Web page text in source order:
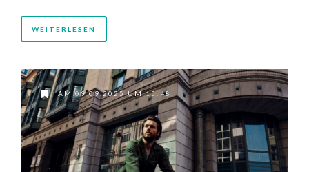
WEITERLESEN
AM 09.09.2025 UM 15:48